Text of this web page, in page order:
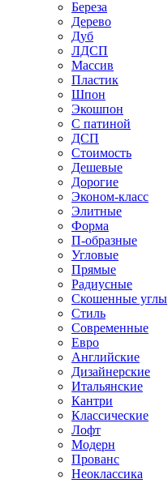
Береза
Дерево
Дуб
ЛДСП
Массив
Пластик
Шпон
Экошпон
С патиной
ДСП
Стоимость
Дешевые
Дорогие
Эконом-класс
Элитные
Форма
П-образные
Угловые
Прямые
Радиусные
Скошенные углы
Стиль
Современные
Евро
Английские
Дизайнерские
Итальянские
Кантри
Классические
Лофт
Модерн
Прованс
Неоклассика